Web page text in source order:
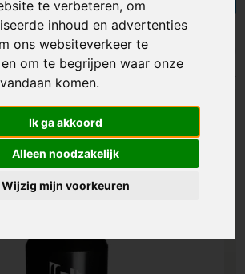
te verbeteren, om
inhoud en advertenties
ons websiteverkeer te
om te begrijpen waar onze
komen.
Ik ga akkoord
Alleen noodzakelijk
Wijzig mijn voorkeuren
wens bedrukt worden met een
ontwerp. Met onze bedrukte
geschenk of
maak je op een verfrissende
en zorg je ervoor dat jouw merk in